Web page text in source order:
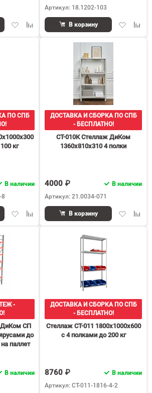
ДобавитьДобавить
Артикул: 18.1202-103
Добавить
В корзину
ПО СПБ
кг
В наличии
8
ДобавитьДобавить
ДОСТАВКА И СБОРКА ПО СПБ
- БЕСПЛАТНО!
СТ-010К Стеллаж ДиКом
1360х810х310 4 полки
4000 ₽
В наличии
Артикул: 21.0034-071
Добавить
В корзину
-
ДиКом СП
до
паллет
В наличии
ДОСТАВКА И СБОРКА ПО СПБ
- БЕСПЛАТНО!
Стеллаж СТ-011 1800х1000х600
с 4 полками до 200 кг
8760 ₽
В наличии
Артикул: СТ-011-1816-4-2